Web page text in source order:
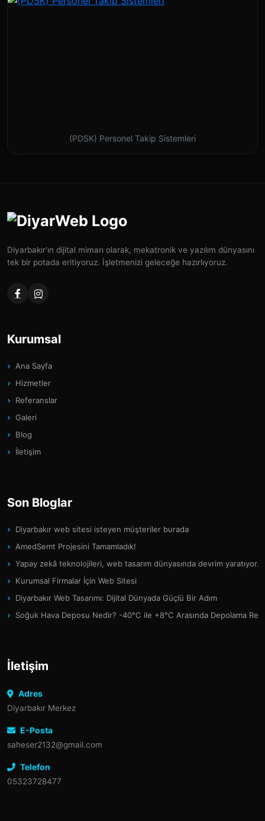
(PDSK) Personel Takip Sistemleri
Diyarbakır'ın dijital mimarı olarak, mekatronik ve yazılım dünyasını
tek bir potada eritiyoruz. İşletmenizi geleceğe hazırlıyoruz.
Kurumsal
Ana Sayfa
Hizmetler
Referanslar
Galeri
Blog
İletişim
Son Bloglar
Diyarbakır web sitesi isteyen müşteriler burada
AmedSemt Projesini Tamamladık!
Yapay zekâ teknolojileri, web tasarım dünyasında devrim yaratıyor.
Kurumsal Firmalar İçin Web Sitesi
Diyarbakır Web Tasarımı: Dijital Dünyada Güçlü Bir Adım
Soğuk Hava Deposu Nedir? -40°C ile +8°C Arasında Depolama
İletişim
Adres
Diyarbakır Merkez
E-Posta
saheser2132@gmail.com
Telefon
05323728477